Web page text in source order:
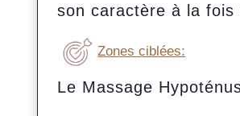
son caractère à la fois
Zones ciblées:
Le Massage